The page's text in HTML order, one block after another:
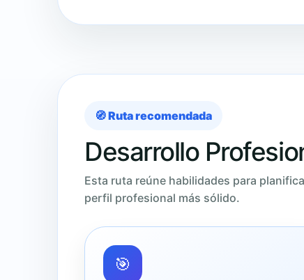
🧭 Ruta recomendada
Desarrollo
Esta ruta reúne habilidades para
perfil profesional más sólido.
🎯